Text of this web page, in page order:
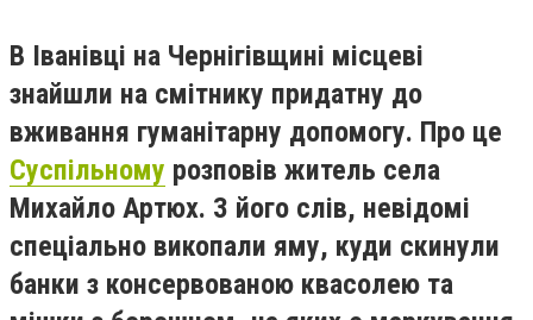
В Іванівці на Чернігівщині місцеві
знайшли на смітнику придатну до
вживання гуманітарну допомогу. Про це
Суспільному розповів житель села
Михайло Артюх. З його слів, невідомі
спеціально викопали яму, куди скинули
банки з консервованою квасолею та